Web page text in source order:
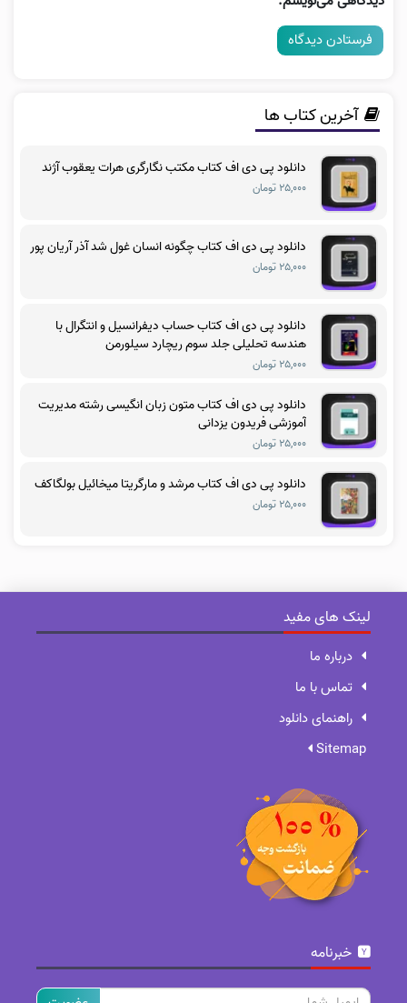
آخرین کتاب ها
دانلود پی دی اف کتاب مکتب نگارگری هرات یعقوب آژند
۲۵,۰۰۰ تومان
دانلود پی دی اف کتاب چگونه انسان غول شد آذر آریان پور
۲۵,۰۰۰ تومان
دانلود پی دی اف کتاب حساب دیفرانسیل و انتگرال با
هندسه تحلیلی جلد سوم ریچارد سیلورمن
۲۵,۰۰۰ تومان
دانلود پی دی اف کتاب متون زبان انگیسی رشته مدیریت
آموزشی فریدون یزدانی
۲۵,۰۰۰ تومان
دانلود پی دی اف کتاب مرشد و مارگریتا میخائیل بولگاکف
۲۵,۰۰۰ تومان
لینک های مفید
درباره ما
تماس با ما
راهنمای دانلود
Sitemap
خبرنامه
ایمیل